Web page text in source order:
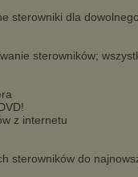
sterowniki dla
sterowników;
z internetu
sterowników do